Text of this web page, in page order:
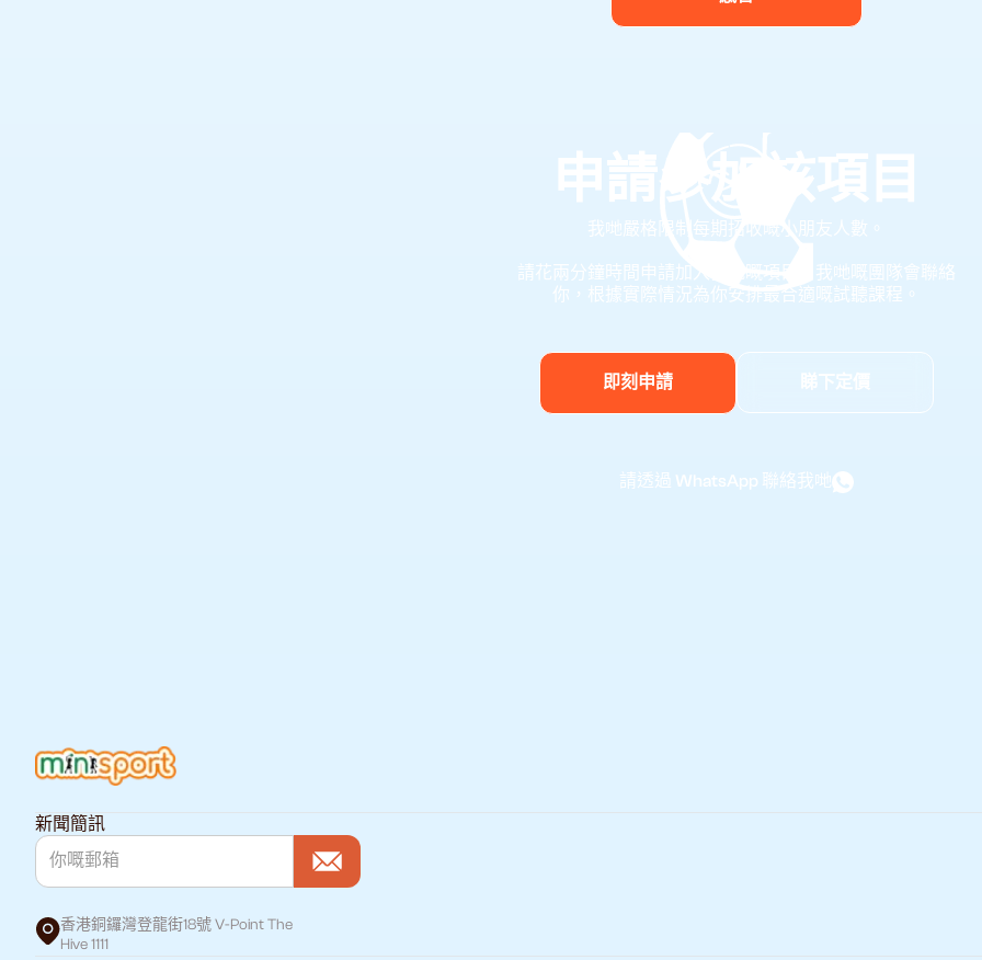
申請參加該項目
我哋嚴格限制每期招收嘅小朋友人數。
請花兩分鐘時間申請加入我哋嘅項目，我哋嘅團隊會聯絡
你，根據實際情況為你安排最合適嘅試聽課程。
即刻申請 睇下定價
請透過 WhatsApp 聯絡我哋
新聞簡訊
香港銅鑼灣登龍街18號 V-Point The
Hive 1111